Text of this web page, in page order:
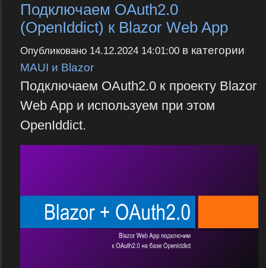
Подключаем OAuth2.0
(OpenIddict) к Blazor Web App
Опубликовано 14.12.2024 14:01:00в категории
MAUI и Blazor
Подключаем OAuth2.0 к проекту Blazor
Web App и используем при этом
OpenIddict.